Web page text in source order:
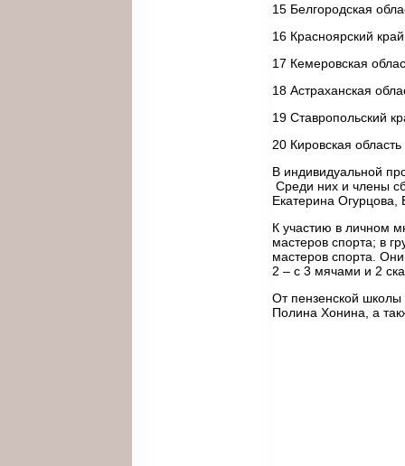
15 Белгородская
16 Красноярский край
17 Кемеровская
18 Астраханская
19 Ставропольский
20 Кировская область
В индивидуальной
Среди них и члены
Екатерина Огурцова,
К участию в личном
мастеров спорта; в
мастеров спорта.
2 – с 3 мячами и 2
От пензенской
Полина Хонина, а